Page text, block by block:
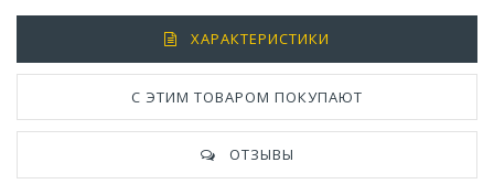
ХАРАКТЕРИСТИКИ
С ЭТИМ ТОВАРОМ ПОКУПАЮТ
ОТЗЫВЫ